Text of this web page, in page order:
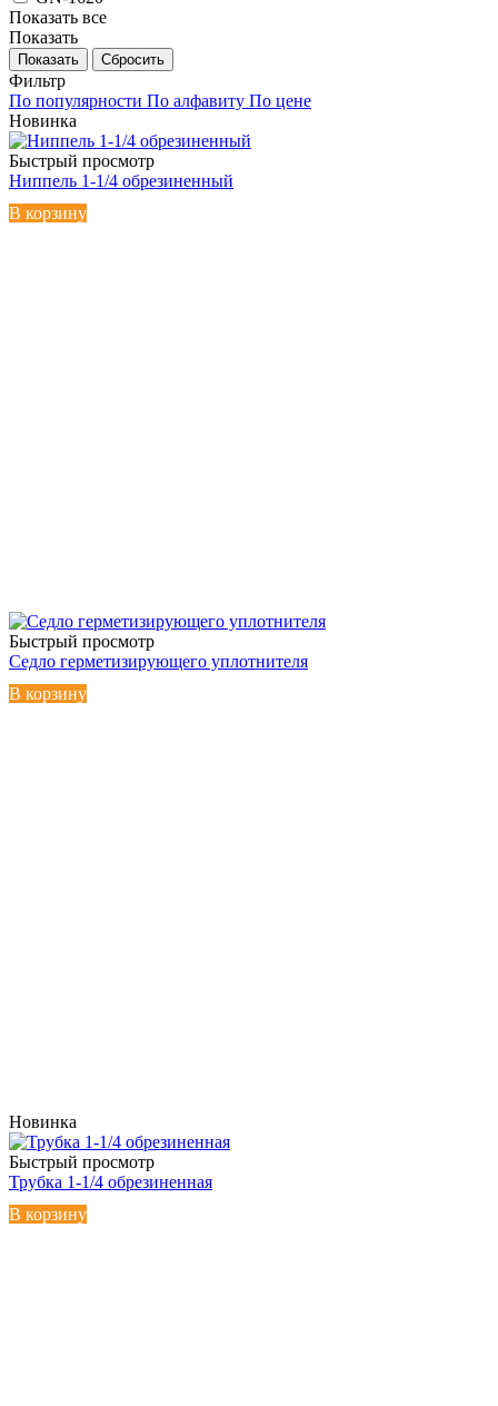
Показать все
Показать
Сбросить
Фильтр
По популярности По алфавиту По цене
Новинка
Быстрый просмотр
Ниппель 1-1/4 обрезиненный
В корзину
Быстрый просмотр
Седло герметизирующего уплотнителя
В корзину
Новинка
Быстрый просмотр
Трубка 1-1/4 обрезиненная
В корзину